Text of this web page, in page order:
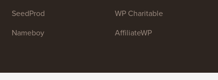
SeedProd
Nameboy
WP Charitable
AffiliateWP